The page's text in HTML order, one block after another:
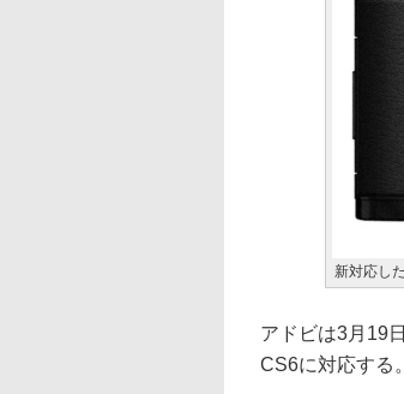
新対応し
アドビは3月19
CS6に対応する。